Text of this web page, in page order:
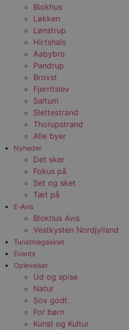
Blokhus
Løkken
Lønstrup
Hirtshals
Aabybro
Pandrup
Brovst
Fjerritslev
Saltum
Slettestrand
Thorupstrand
Alle byer
Nyheder
Det sker
Fokus på
Set og sket
Tæt på
E-Avis
Blokhus Avis
Vestkysten Nordjylland
Turistmagasinet
Events
Oplevelser
Ud og spise
Natur
Sov godt
For børn
Kunst og Kultur